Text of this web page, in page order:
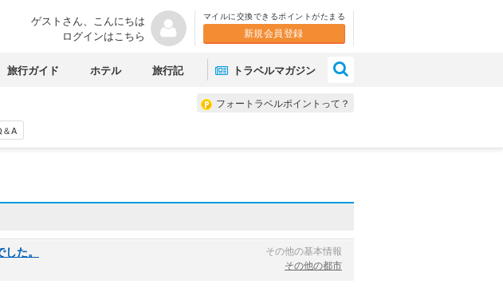
ゲストさん、 こんにちは
ログインはこちら
マイルに交換できるポイントがたまる
新規会員登録
旅行ガイド ホテル 旅行記 トラベルマガジン
フォートラベルポイントって？
＆A
た。
その他の基本情報
その他の都市